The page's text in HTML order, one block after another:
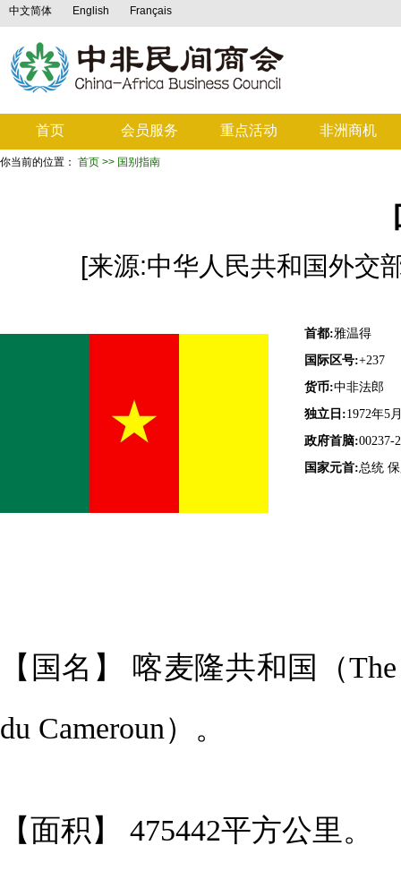
中文简体 English Français
首页 会员服务 重点活动 非洲商机
你当前的位置： 首页 >> 国别指南
[来源:中华人民共和国外
首都:雅温得
国际区号:+237
货币:中非法郎
独立日:1972年5
政府首脑:00237-
国家元首:总统
【国名】 喀麦隆共和国（
du Cameroun）。
【面积】 475442平方公里。